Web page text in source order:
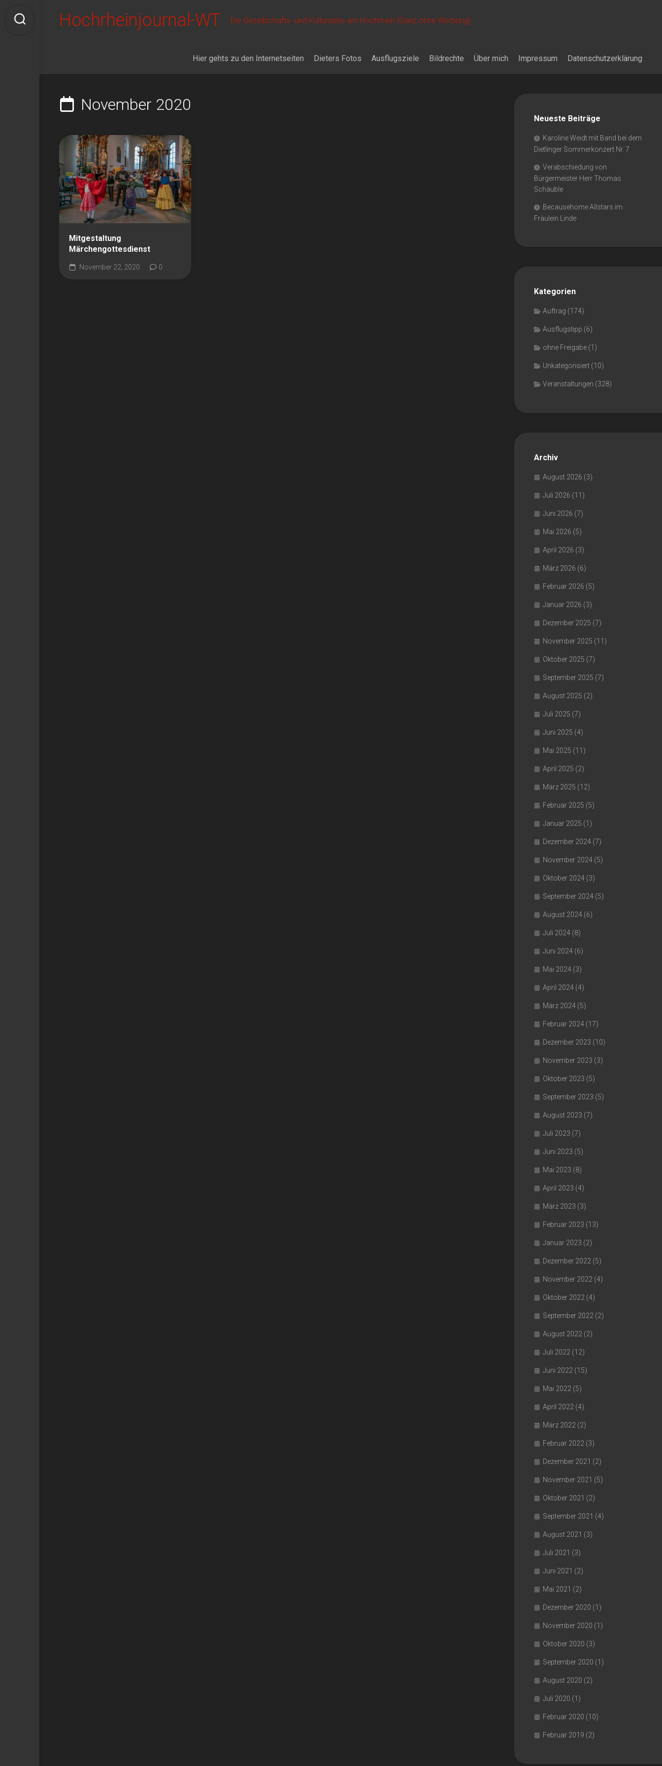
content
Hochrheinjournal-WT Die Gesellschafts- und Kulturseite am Hochrhein (Ganz ohne Werbung)
Hier gehts zu den Internetseiten Dieters Fotos Ausflugsziele Bildrechte Über mich Impressum Datenschutzerklärung
November 2020
Mitgestaltung
Märchengottesdienst
November 22, 2020 0
Neueste Beiträge
Karoline Weidt mit Band bei dem
Dietlinger Sommerkonzert Nr. 7
Verabschiedung von
Bürgermeister Herr Thomas
Schäuble
Becausehome Allstars im
Fräulein Linde
Kategorien
Auftrag (174)
Ausflugstipp (6)
ohne Freigabe (1)
Unkategorisiert (10)
Veranstaltungen (328)
Archiv
August 2026 (3)
Juli 2026 (11)
Juni 2026 (7)
Mai 2026 (5)
April 2026 (3)
März 2026 (6)
Februar 2026 (5)
Januar 2026 (3)
Dezember 2025 (7)
November 2025 (11)
Oktober 2025 (7)
September 2025 (7)
August 2025 (2)
Juli 2025 (7)
Juni 2025 (4)
Mai 2025 (11)
April 2025 (2)
März 2025 (12)
Februar 2025 (5)
Januar 2025 (1)
Dezember 2024 (7)
November 2024 (5)
Oktober 2024 (3)
September 2024 (5)
August 2024 (6)
Juli 2024 (8)
Juni 2024 (6)
Mai 2024 (3)
April 2024 (4)
März 2024 (5)
Februar 2024 (17)
Dezember 2023 (10)
November 2023 (3)
Oktober 2023 (5)
September 2023 (5)
August 2023 (7)
Juli 2023 (7)
Juni 2023 (5)
Mai 2023 (8)
April 2023 (4)
März 2023 (3)
Februar 2023 (13)
Januar 2023 (2)
Dezember 2022 (5)
November 2022 (4)
Oktober 2022 (4)
September 2022 (2)
August 2022 (2)
Juli 2022 (12)
Juni 2022 (15)
Mai 2022 (5)
April 2022 (4)
März 2022 (2)
Februar 2022 (3)
Dezember 2021 (2)
November 2021 (5)
Oktober 2021 (2)
September 2021 (4)
August 2021 (3)
Juli 2021 (3)
Juni 2021 (2)
Mai 2021 (2)
Dezember 2020 (1)
November 2020 (1)
Oktober 2020 (3)
September 2020 (1)
August 2020 (2)
Juli 2020 (1)
Februar 2020 (10)
Februar 2019 (2)